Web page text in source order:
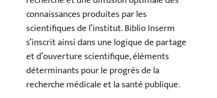
connaissances produites par les
scientifiques de l’institut. Biblio Inserm
s’inscrit ainsi dans une logique de partage
et d’ouverture scientifique, éléments
déterminants pour le progrès de la
recherche médicale et la santé publique.